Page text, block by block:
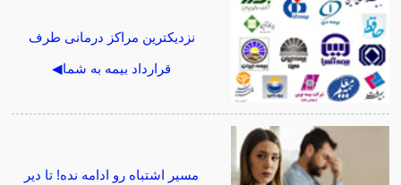
نزدیکترین مراکز درمانی طرف
قرارداد بیمه به شما◀
مسیر اشتباه رو ادامه نده! تا دیر